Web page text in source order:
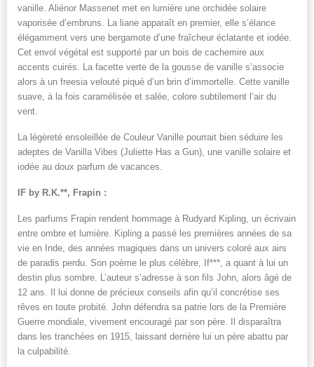
vanille. Aliénor Massenet met en lumière une orchidée solaire
vaporisée d’embruns. La liane apparaît en premier, elle s’élance
élégamment vers une bergamote d’une fraîcheur éclatante et iodée.
Cet envol végétal est supporté par un bois de cachemire aux
accents cuirés. La facette verte de la gousse de vanille s’associe
alors à un freesia velouté piqué d’un brin d’immortelle. Cette vanille
suave, à la fois caramélisée et salée, colore subtilement l’air du
vent.
La légèreté ensoleillée de Couleur Vanille pourrait bien séduire les
adeptes de Vanilla Vibes (Juliette Has a Gun), une vanille solaire et
iodée au doux parfum de vacances.
IF by R.K.**, Frapin :
Les parfums Frapin rendent hommage à Rudyard Kipling, un écrivain
entre ombre et lumière. Kipling a passé les premières années de sa
vie en Inde, des années magiques dans un univers coloré aux airs
de paradis perdu. Son poème le plus célèbre, If***, a quant à lui un
destin plus sombre. L’auteur s’adresse à son fils John, alors âgé de
12 ans. Il lui donne de précieux conseils afin qu’il concrétise ses
rêves en toute probité. John défendra sa patrie lors de la Première
Guerre mondiale, vivement encouragé par son père. Il disparaîtra
dans les tranchées en 1915, laissant derrière lui un père abattu par
la culpabilité.